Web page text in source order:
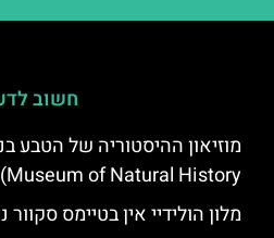
חשוב
Museum of Natural History)
מלון הולידיי אין בטיימס סקוור